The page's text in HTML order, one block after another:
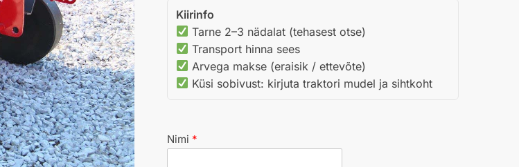
Kiirinfo
Tarne 2–3 nädalat (tehasest otse)
Transport hinna sees
Arvega makse (eraisik / ettevõte)
Küsi sobivust: kirjuta traktori mudel ja sihtkoht
Nimi *